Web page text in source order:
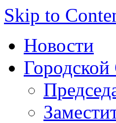
Skip to
Новости
Городской